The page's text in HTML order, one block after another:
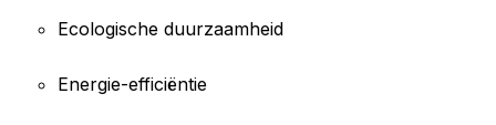
Ecologische duurzaamheid
Energie-efficiëntie